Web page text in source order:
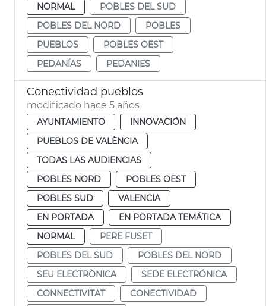
NORMAL
POBLES DEL SUD
POBLES DEL NORD
POBLES
PUEBLOS
POBLES OEST
PEDANÍAS
PEDANIES
Conectividad pueblos
modificado hace 5 años
AYUNTAMIENTO
INNOVACIÓN
PUEBLOS DE VALÈNCIA
TODAS LAS AUDIENCIAS
POBLES NORD
POBLES OEST
POBLES SUD
VALENCIA
EN PORTADA
EN PORTADA TEMÁTICA
NORMAL
PERE FUSET
POBLES DEL SUD
POBLES DEL NORD
SEU ELECTRÒNICA
SEDE ELECTRÓNICA
CONNECTIVITAT
CONECTIVIDAD